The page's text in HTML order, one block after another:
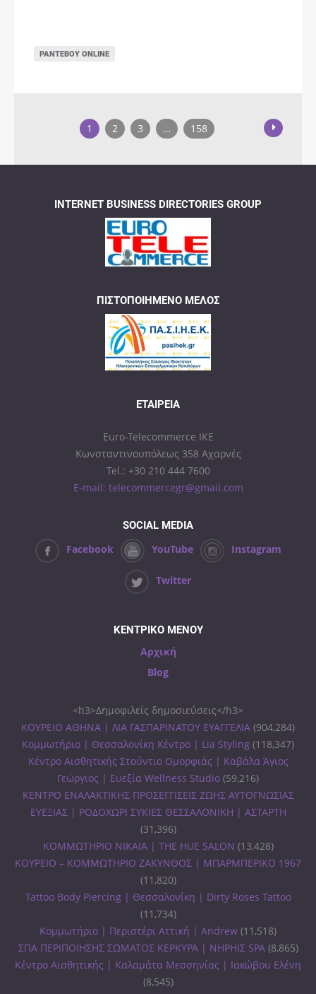
ΡΑΝΤΕΒΟΎ ONLINE
1 2 3 … 158
INTERNET BUSINESS DIRECTORIES GROUP
ΠΙΣΤΟΠΟΙΗΜΈΝΟ ΜΈΛΟΣ
ΕΤΑΙΡΕΊΑ
Euro-Telecommerce IKE
Κωνσταντινουπόλεως 358 Αχαρνές
Tel.: +30 210 444 7600
E-mail: telecommercegr@gmail.com
SOCIAL MEDIA
Facebook YouTube Instagram
Twitter
ΚΕΝΤΡΙΚΟ ΜΕΝΟΥ
Αρχική
Blog
<h3>Δημοφιλείς δημοσιεύσεις</h3>
ΚΟΥΡΕΙΟ ΑΘΗΝΑ | ΛΙΑ ΓΑΣΠΑΡΙΝΑΤΟΥ ΕΥΑΓΓΕΛΙΑ (904,284)
Κομμωτήριο | Θεσσαλονίκη Κέντρο | Lia Styling (118,347)
Κέντρο Αισθητικής Στούντιο Ομορφιάς | Καβάλα Άγιος
Γεώργιος | Ευεξία Wellness Studio (59,216)
ΚΕΝΤΡΟ ΕΝΑΛΑΚΤΙΚΗΣ ΠΡΟΣΕΓΓΙΣΕΙΣ ΖΩΗΣ ΑΥΤΟΓΝΩΣΙΑΣ
ΕΥΕΞΙΑΣ | ΡΟΔΟΧΩΡΙ ΣΥΚΙΕΣ ΘΕΣΣΑΛΟΝΙΚΗ | ΑΣΤΑΡΤΗ
(31,396)
ΚΟΜΜΩΤΗΡΙΟ ΝΙΚΑΙΑ | THE HUE SALON (13,428)
ΚΟΥΡΕΙΟ – ΚΟΜΜΩΤΗΡΙΟ ΖΑΚΥΝΘΟΣ | ΜΠΑΡΜΠΕΡΙΚΟ 1967
(11,820)
Tattoo Body Piercing | Θεσσαλονίκη | Dirty Roses Tattoo
(11,734)
Κομμωτήριο | Περιστέρι Αττική | Andrew (11,518)
ΣΠΑ ΠΕΡΙΠΟΙΗΣΗΣ ΣΩΜΑΤΟΣ ΚΕΡΚΥΡΑ | ΝΗΡΗΙΣ SPA (8,865)
Κέντρο Αισθητικής | Καλαμάτα Μεσσηνίας | Ιακώβου Ελένη
(8,545)